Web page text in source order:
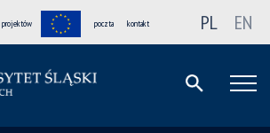
projektów poczta kontakt PL EN